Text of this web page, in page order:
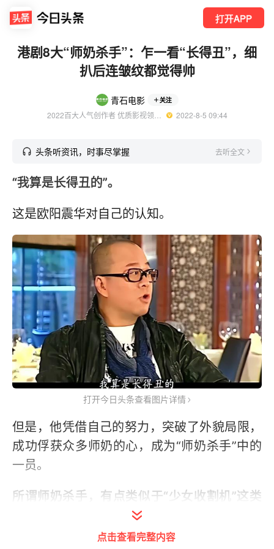
打开APP
港剧8大“师奶杀手”：乍一看“长得丑”，细
扒后连皱纹都觉得帅
青石电影 关注
2022百大人气创作者 优质影视领域创作者
  2022-8-5 09:44
头条听资讯，时事尽掌握 去听全文
“我算是长得丑的”。
这是欧阳震华对自己的认知。
打开今日头条查看图片详情
但是，他凭借自己的努力，突破了外貌局限，
成功俘获众多师奶的心，成为“师奶杀手”中的
一员。
所谓师奶杀手，有点类似于“少女收割机”这类
称呼，只不过受众群体变成了师奶。
点击查看完整内容